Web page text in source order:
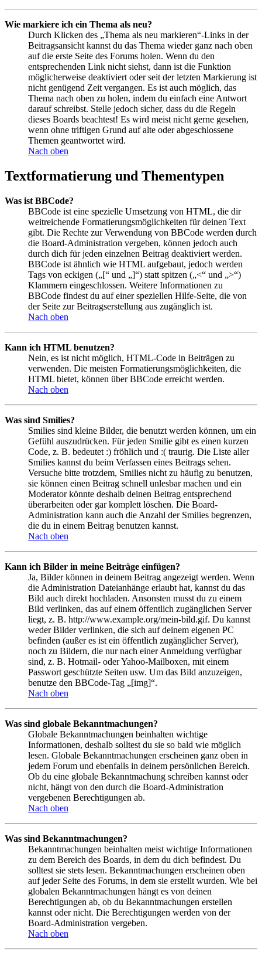
Wie markiere ich ein Thema als neu?
Durch Klicken des „Thema als neu markieren“-Links in der
Beitragsansicht kannst du das Thema wieder ganz nach oben
auf die erste Seite des Forums holen. Wenn du den
entsprechenden Link nicht siehst, dann ist die Funktion
möglicherweise deaktiviert oder seit der letzten Markierung ist
nicht genügend Zeit vergangen. Es ist auch möglich, das
Thema nach oben zu holen, indem du einfach eine Antwort
darauf schreibst. Stelle jedoch sicher, dass du die Regeln
dieses Boards beachtest! Es wird meist nicht gerne gesehen,
wenn ohne triftigen Grund auf alte oder abgeschlossene
Themen geantwortet wird.
Nach oben
Textformatierung und Thementypen
Was ist BBCode?
BBCode ist eine spezielle Umsetzung von HTML, die dir
weitreichende Formatierungsmöglichkeiten für deinen Text
gibt. Die Rechte zur Verwendung von BBCode werden durch
die Board-Administration vergeben, können jedoch auch
durch dich für jeden einzelnen Beitrag deaktiviert werden.
BBCode ist ähnlich wie HTML aufgebaut, jedoch werden
Tags von eckigen („[“ und „]“) statt spitzen („<“ und „>“)
Klammern eingeschlossen. Weitere Informationen zu
BBCode findest du auf einer speziellen Hilfe-Seite, die von
der Seite zur Beitragserstellung aus zugänglich ist.
Nach oben
Kann ich HTML benutzen?
Nein, es ist nicht möglich, HTML-Code in Beiträgen zu
verwenden. Die meisten Formatierungsmöglichkeiten, die
HTML bietet, können über BBCode erreicht werden.
Nach oben
Was sind Smilies?
Smilies sind kleine Bilder, die benutzt werden können, um ein
Gefühl auszudrücken. Für jeden Smilie gibt es einen kurzen
Code, z. B. bedeutet :) fröhlich und :( traurig. Die Liste aller
Smilies kannst du beim Verfassen eines Beitrags sehen.
Versuche bitte trotzdem, Smilies nicht zu häufig zu benutzen,
sie können einen Beitrag schnell unlesbar machen und ein
Moderator könnte deshalb deinen Beitrag entsprechend
überarbeiten oder gar komplett löschen. Die Board-
Administration kann auch die Anzahl der Smilies begrenzen,
die du in einem Beitrag benutzen kannst.
Nach oben
Kann ich Bilder in meine Beiträge einfügen?
Ja, Bilder können in deinem Beitrag angezeigt werden. Wenn
die Administration Dateianhänge erlaubt hat, kannst du das
Bild auch direkt hochladen. Ansonsten musst du zu einem
Bild verlinken, das auf einem öffentlich zugänglichen Server
liegt, z. B. http://www.example.org/mein-bild.gif. Du kannst
weder Bilder verlinken, die sich auf deinem eigenen PC
befinden (außer es ist ein öffentlich zugänglicher Server),
noch zu Bildern, die nur nach einer Anmeldung verfügbar
sind, z. B. Hotmail- oder Yahoo-Mailboxen, mit einem
Passwort geschützte Seiten usw. Um das Bild anzuzeigen,
benutze den BBCode-Tag „[img]“.
Nach oben
Was sind globale Bekanntmachungen?
Globale Bekanntmachungen beinhalten wichtige
Informationen, deshalb solltest du sie so bald wie möglich
lesen. Globale Bekanntmachungen erscheinen ganz oben in
jedem Forum und ebenfalls in deinem persönlichen Bereich.
Ob du eine globale Bekanntmachung schreiben kannst oder
nicht, hängt von den durch die Board-Administration
vergebenen Berechtigungen ab.
Nach oben
Was sind Bekanntmachungen?
Bekanntmachungen beinhalten meist wichtige Informationen
zu dem Bereich des Boards, in dem du dich befindest. Du
solltest sie stets lesen. Bekanntmachungen erscheinen oben
auf jeder Seite des Forums, in dem sie erstellt wurden. Wie bei
globalen Bekanntmachungen hängt es von deinen
Berechtigungen ab, ob du Bekanntmachungen erstellen
kannst oder nicht. Die Berechtigungen werden von der
Board-Administration vergeben.
Nach oben